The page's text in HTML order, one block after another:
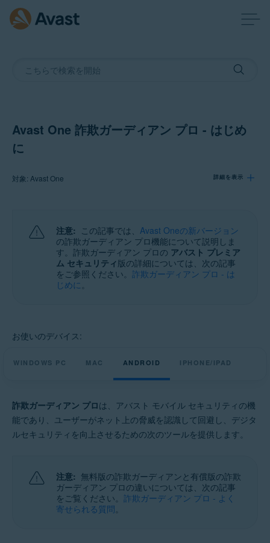
Avast One 詐欺ガーディアン プロ - はじめ
に
対象: Avast One 詳細を表示
Avast One
オペレーティング システム:
Windows、MacOS、Android、iOS
注意: この記事では、 Avast Oneの新バージョン
の詐欺ガーディアン プロ機能について説明しま
す。詐欺ガーディアン プロの アバスト プレミア
ム セキュリティ 版の詳細については、次の記事
をご参照ください。 詐欺ガーディアン プロ - は
じめに。
お使いのデバイス:
WINDOWS PC MAC ANDROID IPHONE/IPAD
詐欺ガーディアン プロは、アバスト モバイル セキュリティの機
能であり、ユーザーがネット上の脅威を認識して回避し、デジタ
ルセキュリティを向上させるための次のツールを提供します。
注意: 無料版の詐欺ガーディアンと有償版の詐欺
ガーディアン プロの違いについては、次の記事
をご覧ください。 詐欺ガーディアン プロ - よく
寄せられる質問。